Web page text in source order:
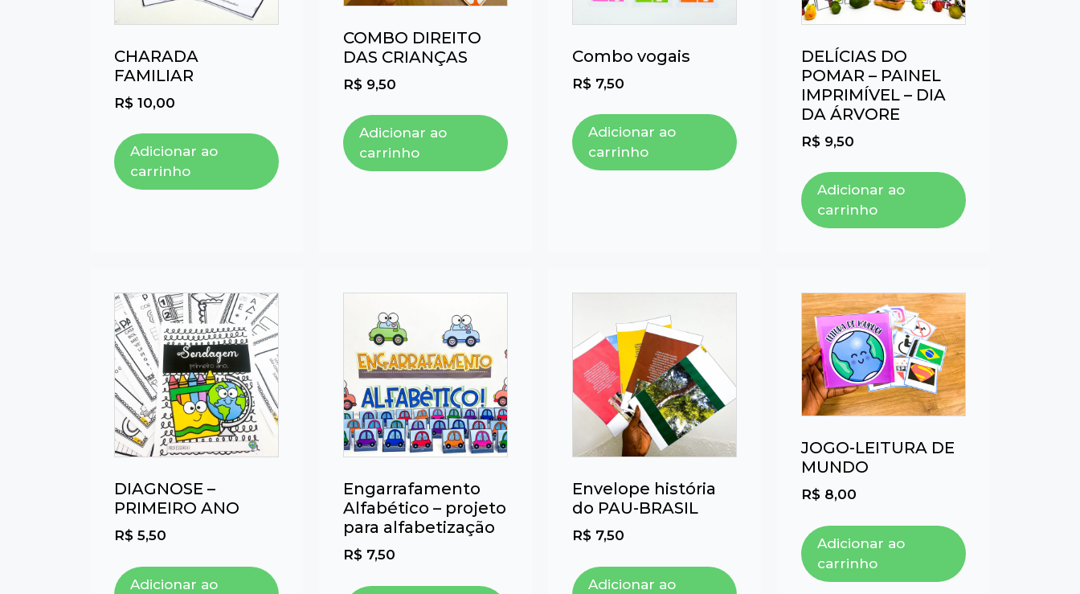
CHARADA
FAMILIAR
R$ 10,00
Adicionar ao
carrinho
COMBO DIREITO
DAS CRIANÇAS
R$ 9,50
Adicionar ao
carrinho
Combo vogais
R$ 7,50
Adicionar ao
carrinho
DELÍCIAS DO
POMAR – PAINEL
IMPRIMÍVEL – DIA
DA ÁRVORE
R$ 9,50
Adicionar ao
carrinho
DIAGNOSE –
PRIMEIRO ANO
R$ 5,50
Adicionar ao
Engarrafamento
Alfabético – projeto
para alfabetização
R$ 7,50
Envelope história
do PAU-BRASIL
R$ 7,50
Adicionar ao
JOGO-LEITURA DE
MUNDO
R$ 8,00
Adicionar ao
carrinho